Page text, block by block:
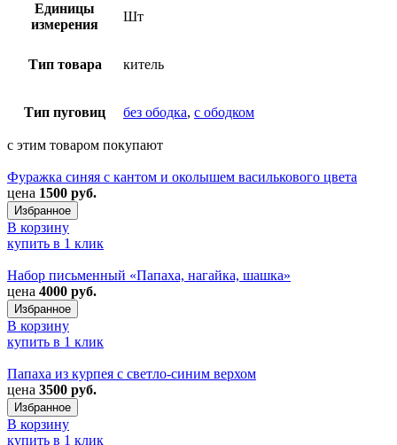
Единицы
измерения
Шт
Тип товара китель
Тип пуговиц без ободка, с ободком
с этим товаром покупают
Фуражка синяя с кантом и околышем василькового цвета
цена 1500 руб.
Избранное
В корзину
купить в 1 клик
Набор письменный «Папаха, нагайка, шашка»
цена 4000 руб.
Избранное
В корзину
купить в 1 клик
Папаха из курпея с светло-синим верхом
цена 3500 руб.
Избранное
В корзину
купить в 1 клик